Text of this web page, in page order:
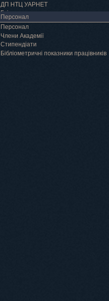
ДП НТЦ УАРНЕТ
Грід
Персонал
Персонал
Члени Академії
Cтипендіати
Бібліометричні показники працівників